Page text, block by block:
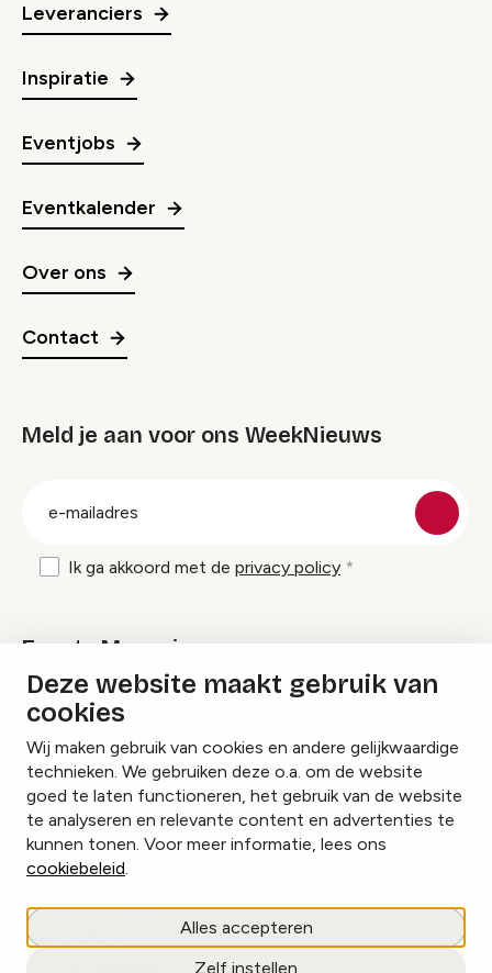
Deze website maakt gebruik van
cookies
Wij maken gebruik van cookies en andere gelijkwaardige
technieken. We gebruiken deze o.a. om de website
goed te laten functioneren, het gebruik van de website
te analyseren en relevante content en advertenties te
kunnen tonen. Voor meer informatie, lees ons
cookiebeleid.
Alles accepteren
Zelf instellen
Leveranciers
Inspiratie
Eventjobs
Eventkalender
Over ons
Contact
Meld je aan voor ons WeekNieuws
Ik ga akkoord met de privacy policy
Events Magazine
Ik ontvang graag Events Magazine
InstagramFacebookLinkedIn
Cookies beheren
Privacy policy